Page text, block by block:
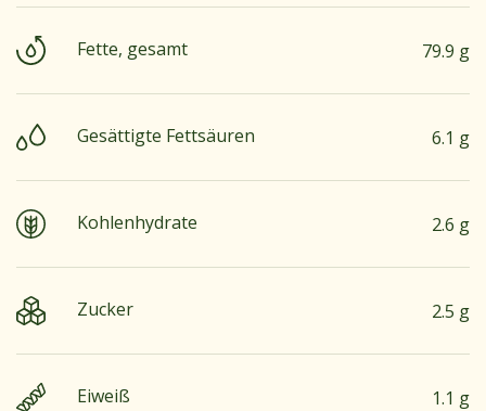
Fette, gesamt 79.9 g
Gesättigte Fettsäuren 6.1 g
Kohlenhydrate 2.6 g
Zucker 2.5 g
Eiweiß 1.1 g